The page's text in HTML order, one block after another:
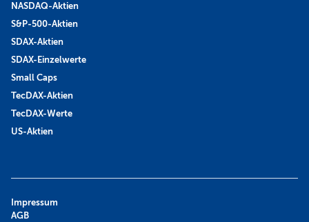
NASDAQ-Aktien
S&P-500-Aktien
SDAX-Aktien
SDAX-Einzelwerte
Small Caps
TecDAX-Aktien
TecDAX-Werte
US-Aktien
Impressum
AGB